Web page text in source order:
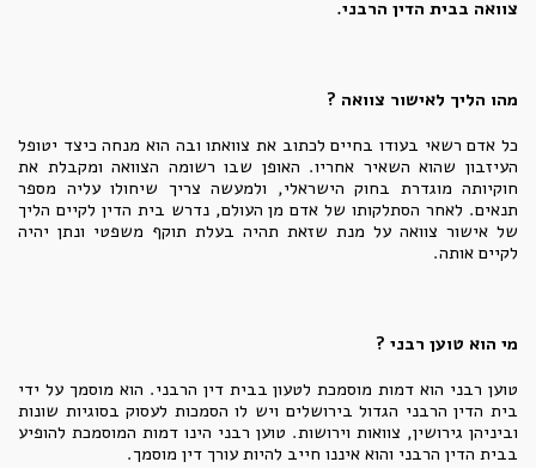
צוואה בבית הדין הרבני.
מהו הליך לאישור צוואה ?
כל אדם רשאי בעודו בחיים לכתוב את צוואתו ובה הוא מנחה כיצד יטופל
העיזבון שהוא השאיר אחריו. האופן שבו רשומה הצוואה ומקבלת את
חוקיותה מוגדרת בחוק הישראלי, ולמעשה צריך שיחולו עליה מספר
תנאים. לאחר הסתלקותו של אדם מן העולם, נדרש בית הדין לקיים הליך
של אישור צוואה על מנת שזאת תהיה בעלת תוקף משפטי ונתן יהיה
לקיים אותה.
מי הוא טוען רבני ?
טוען רבני הוא דמות מוסמכת לטעון בבית דין הרבני. הוא מוסמך על ידי
בית הדין הרבני הגדול בירושלים ויש לו הסמכות לעסוק בסוגיות שונות
וביניהן גירושין, צוואות וירושות. טוען רבני הינו דמות המוסמכת להופיע
בבית הדין הרבני והוא איננו חייב להיות עורך דין מוסמך.